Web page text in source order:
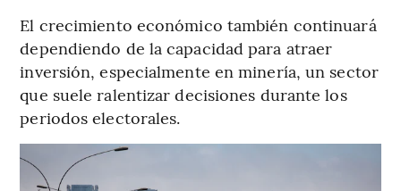
El crecimiento económico también continuará
dependiendo de la capacidad para atraer
inversión, especialmente en minería, un sector
que suele ralentizar decisiones durante los
periodos electorales.